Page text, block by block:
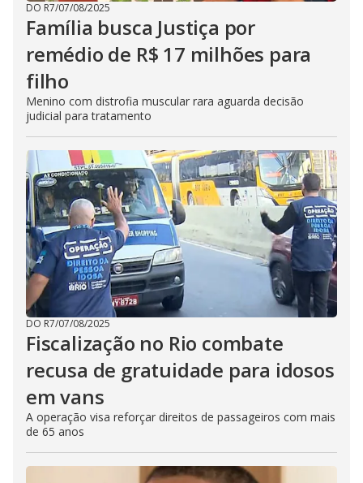
DO R7/07/08/2025
Família busca Justiça por
remédio de R$ 17 milhões para
filho
Menino com distrofia muscular rara aguarda decisão
judicial para tratamento
DO R7/07/08/2025
Fiscalização no Rio combate
recusa de gratuidade para idosos
em vans
A operação visa reforçar direitos de passageiros com mais
de 65 anos